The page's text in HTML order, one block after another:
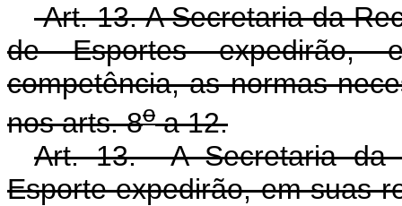
Art. 13. A Secretaria da
de Esportes expedirão,
competência, as normas
nos arts. 8oa 12.
Art. 13. A Secretaria da
Esporte expedirão, em suas